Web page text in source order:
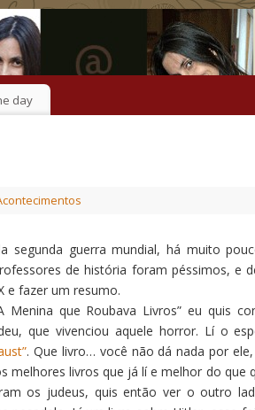
day
segunda guerra mundial, há muito
de história foram péssimos, e
e fazer um resumo.
Menina que Roubava Livros” eu quis
que vivenciou aquele horror. Lí o
. Que livro… você não dá nada por
melhores livros que já lí e melhor do que
os judeus, quis então ver o outro